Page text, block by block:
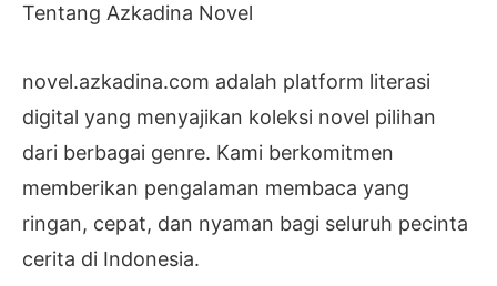
Tentang Azkadina Novel
novel.azkadina.com adalah platform literasi
digital yang menyajikan koleksi novel pilihan
dari berbagai genre. Kami berkomitmen
memberikan pengalaman membaca yang
ringan, cepat, dan nyaman bagi seluruh pecinta
cerita di Indonesia.